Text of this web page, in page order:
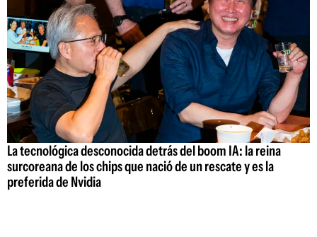
La tecnológica desconocida detrás del boom IA: la reina
surcoreana de los chips que nació de un rescate y es la
preferida de Nvidia